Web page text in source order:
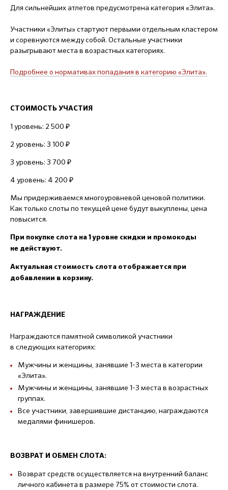
Для сильнейших атлетов предусмотрена категория «Элита».
Участники «Элиты» стартуют первыми отдельным кластером
и соревнуются между собой. Остальные участники
разыгрывают места в возрастных категориях.
Подробнее о нормативах попадания в категорию «Элита».
СТОИМОСТЬ УЧАСТИЯ
1 уровень: 2 500 ₽
2 уровень: 3 100 ₽
3 уровень: 3 700 ₽
4 уровень: 4 200 ₽
Мы придерживаемся многоуровневой ценовой политики.
Как только слоты по текущей цене будут выкуплены, цена
повысится.
При покупке слота на 1 уровне скидки и промокоды
не действуют.
Актуальная стоимость слота отображается при
добавлении в корзину.
НАГРАЖДЕНИЕ
Награждаются памятной символикой участники
в следующих категориях:
Мужчины и женщины, занявшие 1-3 места в категории
«Элита».
Мужчины и женщины, занявшие 1-3 места в возрастных
группах.
Все участники, завершившие дистанцию, награждаются
медалями финишеров.
ВОЗВРАТ И ОБМЕН СЛОТА:
Возврат средств осуществляется на внутренний баланс
личного кабинета в размере 75% от стоимости слота.